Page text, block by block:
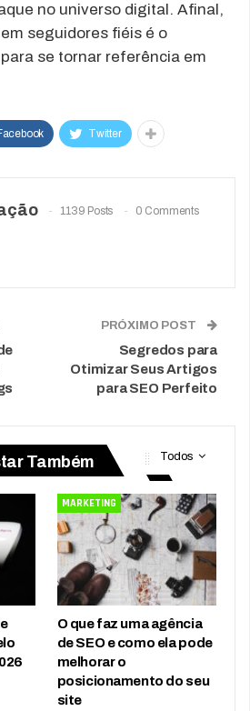
no universo digital. Afinal,
seguidores fiéis é o
se tornar referência em
Twitter
1139 Posts 0 Comments
PRÓXIMO POST
Segredos para
Otimizar Seus Artigos
para SEO Perfeito
Todos
Também
MARKETING
O que faz uma agência
de SEO e como ela pode
melhorar o
posicionamento do seu
site